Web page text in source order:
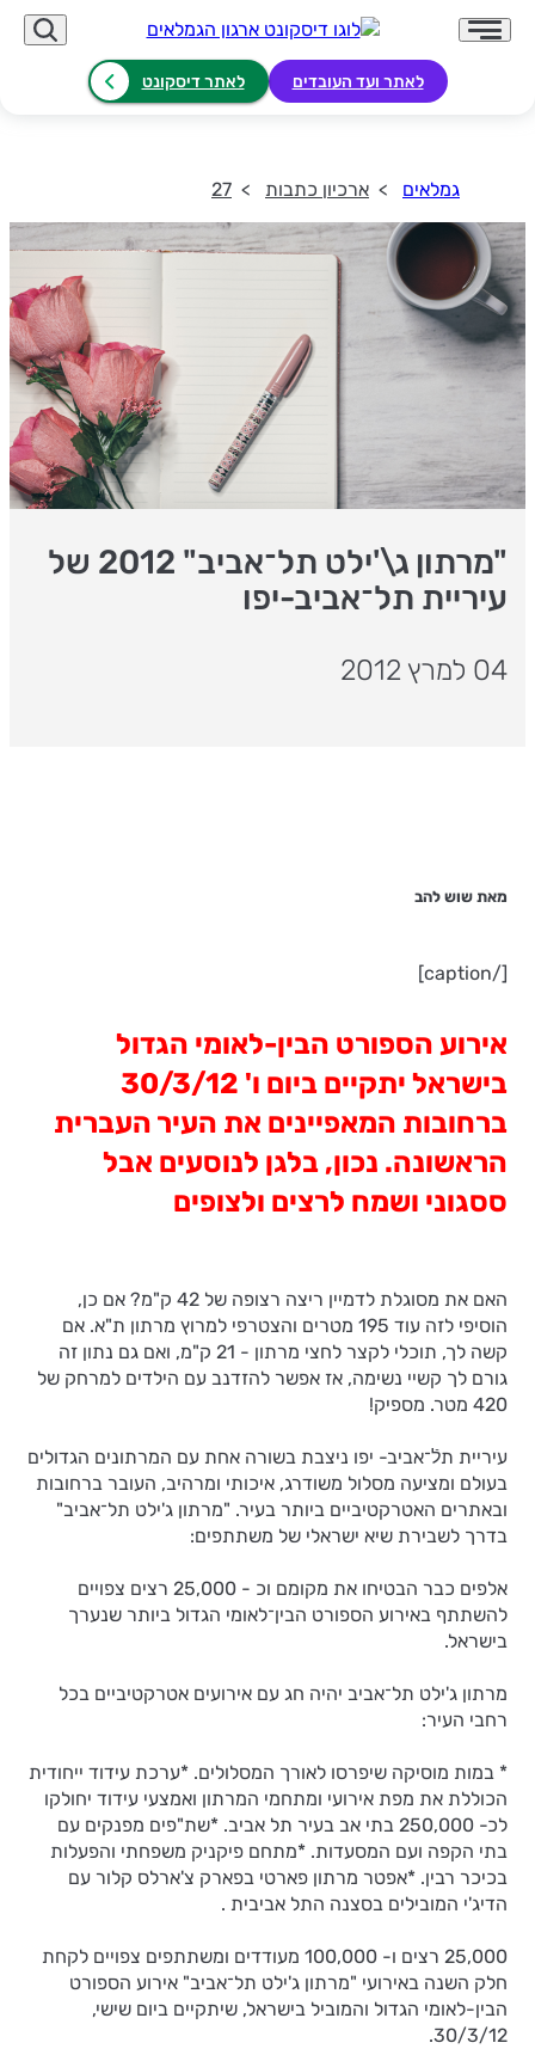
לאתר ועד העובדים לאתר דיסקונט
גמלאים ארכיון כתבות 27
"מרתון ג\'ילט תל־אביב" 2012 של
עיריית תל־אביב-יפו
04 למרץ 2012
מאת שוש להב
[/caption]
אירוע הספורט הבין-לאומי הגדול
בישראל יתקיים ביום ו' 30/3/12
ברחובות המאפיינים את העיר העברית
הראשונה. נכון, בלגן לנוסעים אבל
ססגוני ושמח לרצים ולצופים
האם את מסוגלת לדמיין ריצה רצופה של 42 ק"מ? אם כן,
הוסיפי לזה עוד 195 מטרים והצטרפי למרוץ מרתון ת"א. אם
קשה לך, תוכלי לקצר לחצי מרתון - 21 ק"מ, ואם גם נתון זה
גורם לך קשיי נשימה, אז אפשר להזדנב עם הילדים למרחק של
420 מטר. מספיק!
עיריית תלֿ־אביב- יפו ניצבת בשורה אחת עם המרתונים הגדולים
בעולם ומציעה מסלול משודרג, איכותי ומרהיב, העובר ברחובות
ובאתרים האטרקטיביים ביותר בעיר. "מרתון ג'ילט תל־אביב"
בדרך לשבירת שיא ישראלי של משתתפים:
אלפים כבר הבטיחו את מקומם וכ - 25,000 רצים צפויים
להשתתף באירוע הספורט הבין־לאומי הגדול ביותר שנערך
בישראל.
מרתון ג'ילט תל־אביב יהיה חג עם אירועים אטרקטיביים בכל
רחבי העיר:
* במות מוסיקה שיפרסו לאורך המסלולים. *ערכת עידוד ייחודית
הכוללת את מפת אירועי ומתחמי המרתון ואמצעי עידוד יחולקו
לכ- 250,000 בתי אב בעיר תל אביב. *שת"פים מפנקים עם
בתי הקפה ועם המסעדות. *מתחם פיקניק משפחתי והפעלות
בכיכר רבין. *אפטר מרתון פארטי בפארק צ'ארלס קלור עם
הדיג'י המובילים בסצנה התל אביבית .
25,000 רצים ו- 100,000 מעודדים ומשתתפים צפויים לקחת
חלק השנה באירועי "מרתון ג'ילט תל־אביב" אירוע הספורט
הבין-לאומי הגדול והמוביל בישראל, שיתקיים ביום שישי,
30/3/12.